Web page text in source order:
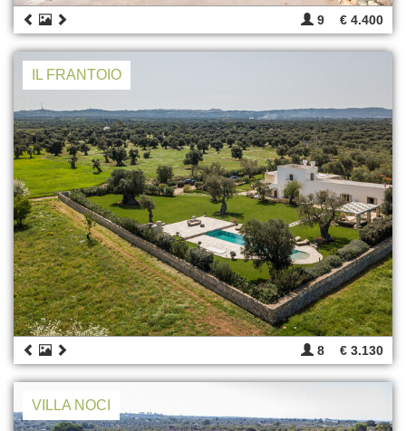
9 € 4.400
IL FRANTOIO
8 € 3.130
VILLA NOCI